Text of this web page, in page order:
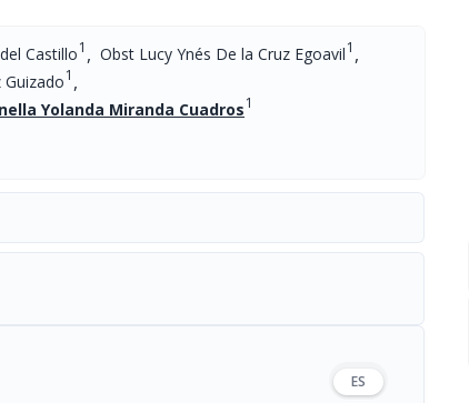
Castillo1 , Obst Lucy Ynés De la Cruz Egoavil1 ,
1 ,
Yolanda Miranda Cuadros1
ES